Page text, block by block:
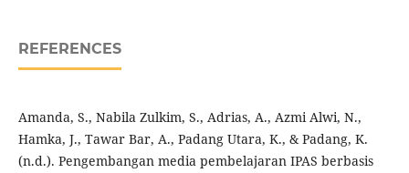
REFERENCES
Amanda, S., Nabila Zulkim, S., Adrias, A., Azmi Alwi, N.,
Hamka, J., Tawar Bar, A., Padang Utara, K., & Padang, K.
(n.d.). Pengembangan media pembelajaran IPAS berbasis